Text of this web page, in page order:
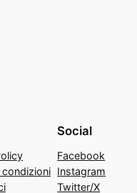
condizioni
Social
Facebook
Instagram
Twitter/X